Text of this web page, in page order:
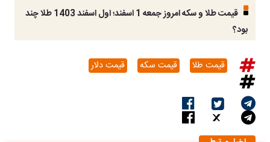
قیمت طلا و سکه امروز جمعه 1 اسفند؛ اول اسفند 1403 طلا چند
بود؟
قیمت طلا قیمت سکه قیمت دلار